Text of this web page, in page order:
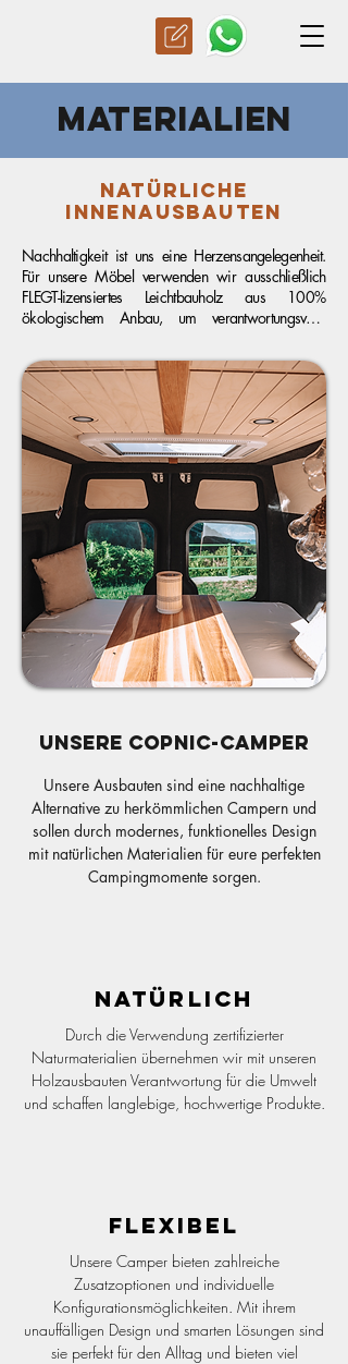
MATERIALIEN
Natürliche
Innenausbauten
Nachhaltigkeit ist uns eine Herzensangelegenheit.
Für unsere Möbel verwenden wir ausschließlich
FLEGT-lizensiertes Leichtbauholz aus 100%
ökologischem Anbau, um verantwortungsvolle
produzierten Esche-furnierten Möbelbauplatten
bestehen aus schnell nachwachsendem
Plantagenholz. Wir nutzen ausschließlich Rohholzöle
und -lacke auf Wasserbasis, um die natürliche
Haptik des Holzes zu bewahren und dennoch
Schutz zu gewährleisten.
Unsere Arbeitsflächen und Tische fertigen wir aus
geölten Eiche-Dreischichtplatten. Für farbige Akzente
setzen wir widerstandsfähige HPL-beschichtete
Leichtbauplatten ein. Als Bodenbelag bieten wir
verschiedene Farben für Euer Bodenlinoleum-Dekor,
um eine individuelle Note zu ermöglichen.
Unsere Ausbauten sind eine nachhaltige
Alternative zu herkömmlichen Campern und
sollen durch modernes, funktionelles Design
mit natürlichen Materialien für eure perfekten
Campingmomente sorgen.
Natürlich
Durch die Verwendung zertifizierter
Naturmaterialien übernehmen wir mit unseren
Holzausbauten Verantwortung für die Umwelt
und schaffen langlebige, hochwertige Produkte.
Flexibel
Unsere Camper bieten zahlreiche
Zusatzoptionen und individuelle
Konfigurationsmöglichkeiten. Mit ihrem
unauffälligen Design und smarten Lösungen sind
sie perfekt für den Alltag und bieten viel
Unsere COPNIC-CAMPER